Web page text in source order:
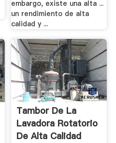
embargo, existe una alta ...
un rendimiento de alta
calidad y ...
Tambor De La
Lavadora Rotatorio
De Alta Calidad